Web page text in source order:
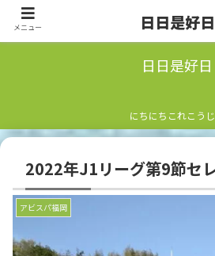
日日是好日
にちにちこれこう
2022年J1リーグ第9節セ
アビスパ福岡
メニュー 日日是好日